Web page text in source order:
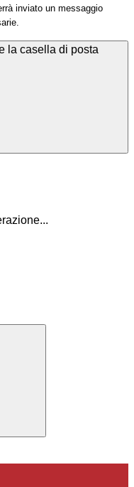
inviato un messaggio
la casella di posta